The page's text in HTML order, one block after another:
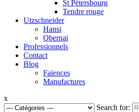
St Pétersbourg
Tendre rouge
Utzschneider
Hansi
Obernai
Professionnels
Contact
Blog
Faïences
Manufactures
x
Search for: